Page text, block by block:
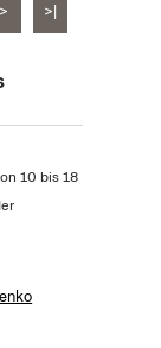
> >|
10 bis 18